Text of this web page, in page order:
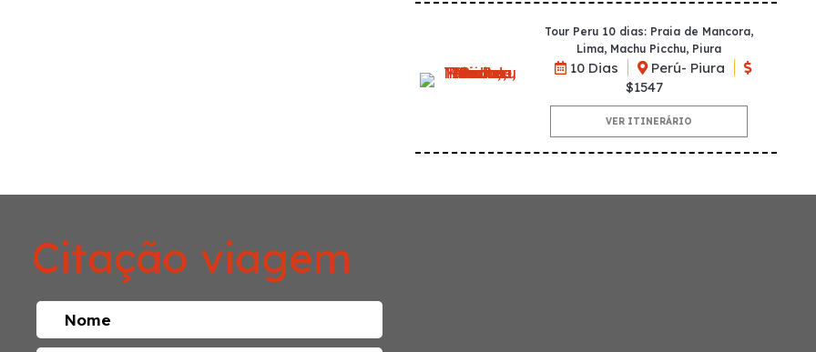
Tour Peru 10 dias: Praia de Mancora,
Lima, Machu Picchu, Piura
10 Dias
Perú- Piura
$1547
VER ITINERÁRIO
Citação viagem